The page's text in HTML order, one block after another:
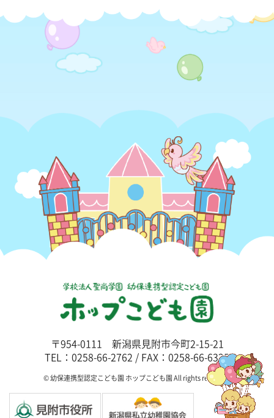
〒954-0111 新潟県見附市今町2-15-21
TEL：0258-66-2762 / FAX：0258-66-6325
© 幼保連携型認定こども園 ホップこども園 All rights reserved.